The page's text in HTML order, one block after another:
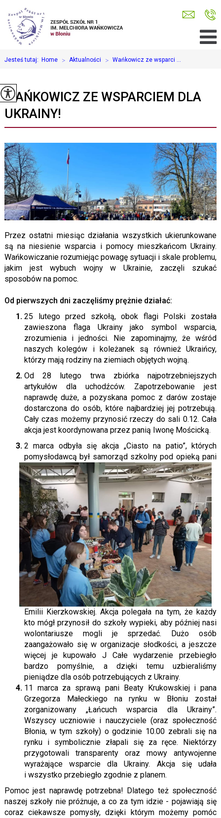
Jesteś tutaj: Home > Aktualności > Wańkowicz ze wsparci ...
WAŃKOWICZ ZE WSPARCIEM DLA
UKRAINY!
Przez ostatni miesiąc działania wszystkich ukierunkowane
są na niesienie wsparcia i pomocy mieszkańcom Ukrainy.
Wańkowiczanie rozumiejąc powagę sytuacji i skale problemu,
jakim jest wybuch wojny w Ukrainie, zaczęli szukać
sposobów na pomoc.
Od pierwszych dni zaczęliśmy prężnie działać:
25 lutego przed szkołą, obok flagi Polski została
zawieszona flaga Ukrainy jako symbol wsparcia,
zrozumienia i jedności. Nie zapominajmy, że wśród
naszych kolegów i koleżanek są również Ukraińcy,
którzy mają rodziny na ziemiach objętych wojną.
Od 28 lutego trwa zbiórka najpotrzebniejszych
artykułów dla uchodźców. Zapotrzebowanie jest
naprawdę duże, a pozyskana pomoc z darów zostaje
dostarczona do osób, które najbardziej jej potrzebują.
Cały czas możemy przynosić rzeczy do sali 0.12. Cała
akcja jest koordynowana przez panią Iwonę Mościcką.
2 marca odbyła się akcja „Ciasto na patio”, których
pomysłodawcą był samorząd szkolny pod opieką pani
Emilii Kierzkowskiej. Akcja polegała na tym, że każdy
kto mógł przynosił do szkoły wypieki, aby później nasi
wolontariusze mogli je sprzedać. Dużo osób
zaangażowało się w organizacje słodkości, a jeszcze
więcej je kupowało J Całe wydarzenie przebiegło
bardzo pomyślnie, a dzięki temu uzbieraliśmy
pieniądze dla osób potrzebujących z Ukrainy.
11 marca za sprawą pani Beaty Krukowskiej i pana
Grzegorza Małeckiego na rynku w Błoniu został
zorganizowany „Łańcuch wsparcia dla Ukrainy”.
Wszyscy uczniowie i nauczyciele (oraz społeczność
Błonia, w tym szkoły) o godzinie 10.00 zebrali się na
rynku i symbolicznie złapali się za ręce. Niektórzy
przygotowali transparenty oraz mowy antywojenne
wyrażające wsparcie dla Ukrainy. Akcja się udała
i wszystko przebiegło zgodnie z planem.
Pomoc jest naprawdę potrzebna! Dlatego też społeczność
naszej szkoły nie próżnuje, a co za tym idzie - pojawiają się
coraz ciekawsze pomysły, dzięki którym możemy pomóc